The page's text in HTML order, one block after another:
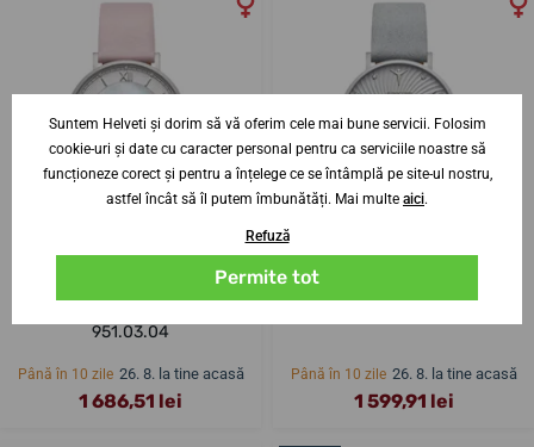
951.03.04
Până în 10 zile 26. 8. la tine acasă
1 686,51 lei
Până în 10 zile 26. 8. la tine acasă
1 599,91 lei
Suntem Helveti și dorim să vă oferim cele mai bune servicii. Folosim
cookie-uri și date cu caracter personal pentru ca serviciile noastre să
funcționeze corect și pentru a înțelege ce se întâmplă pe site-ul nostru,
astfel încât să îl putem îmbunătăți. Mai multe aici.
Refuză
Permite tot